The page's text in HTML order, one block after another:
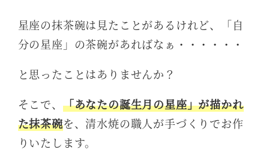
星座の抹茶碗は見たことがあるけれど、「自
分の星座」の茶碗があればなぁ・・・・・・
と思ったことはありませんか？
そこで、 「あなたの誕生月の星座」が描かれ
た抹茶碗を、清水焼の職人が手づくりでお作
りいたします。